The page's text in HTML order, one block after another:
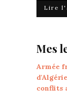
Lire
Mes
Armée
d'Algérie
conflits